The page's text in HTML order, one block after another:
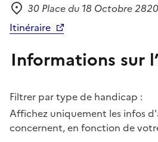
Adresse
30 Place du 18 Octobre
Itinéraire
Informations sur
Filtrer par type de handicap :
Affichez uniquement les infos
concernent, en fonction de